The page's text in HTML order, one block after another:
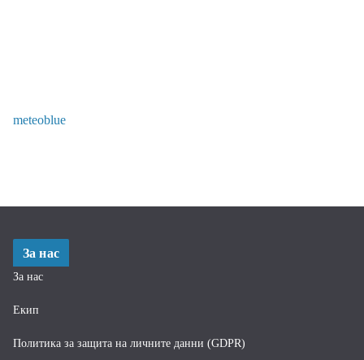
meteoblue
За нас
За нас
Екип
Политика за защита на личните данни (GDPR)